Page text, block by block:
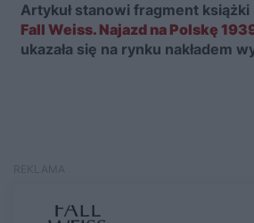
Artykuł stanowi fragment książki
Fall Weiss. Najazd na Polskę
ukazała się na rynku nakładem